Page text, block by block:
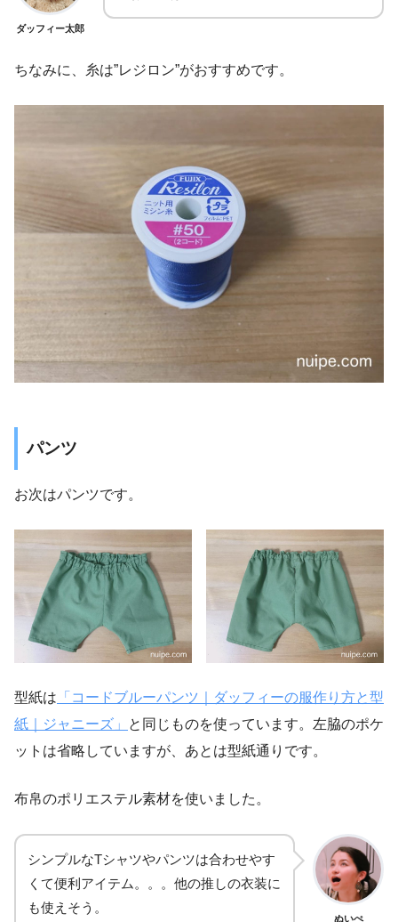
ダッフィー太郎
ちなみに、糸は”レジロン”がおすすめです。
パンツ
お次はパンツです。
型紙は 「コードブルーパンツ｜ダッフィーの服作り方と型
紙｜ジャニーズ」
と同じものを使っています。左脇のポケ
ットは省略していますが、あとは型紙通りです。
布帛のポリエステル素材を使いました。
シンプルなTシャツやパンツは合わせやす
くて便利アイテム。。。他の推しの衣装に
も使えそう。
ぬいぺ